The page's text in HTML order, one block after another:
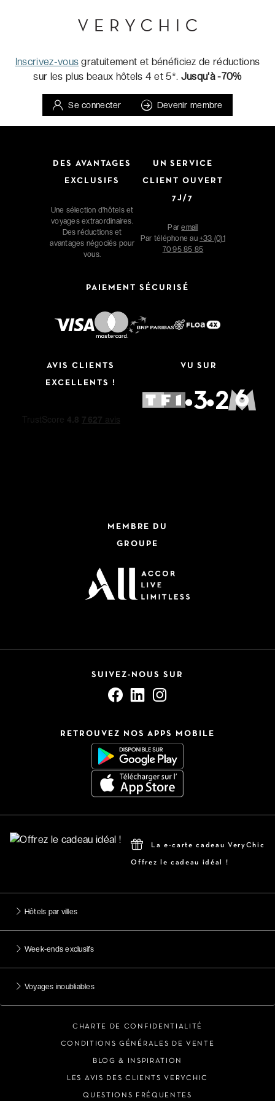
Inscrivez-vous gratuitement et bénéficiez de réductions
sur les plus beaux hôtels 4 et 5*. Jusqu'à -70%
Se connecter Devenir membre
DES AVANTAGES
EXCLUSIFS
Une sélection d'hôtels et
voyages extraordinaires.
Des réductions et
avantages négociés pour
vous.
UN SERVICE
CLIENT OUVERT
7J/7
Paremail
Par téléphone au +33 (0)1
70 95 85 85
PAIEMENT SÉCURISÉ
AVIS CLIENTS
EXCELLENTS !
VU SUR
MEMBRE DU
GROUPE
SUIVEZ-NOUS SUR
RETROUVEZ NOS APPS MOBILE
La e-carte cadeau VeryChic
Offrez le cadeau idéal !
Hôtels par villes
Week-ends exclusifs
Voyages inoubliables
CHARTE DE CONFIDENTIALITÉ
CONDITIONS GÉNÉRALES DE VENTE
BLOG & INSPIRATION
LES AVIS DES CLIENTS VERYCHIC
QUESTIONS FRÉQUENTES